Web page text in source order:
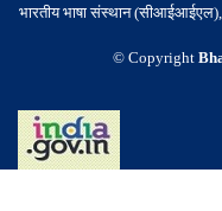
भारतीय भाषा संस्थान (सीआईआईएल),
© Copyright